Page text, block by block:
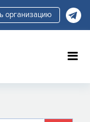
организацию